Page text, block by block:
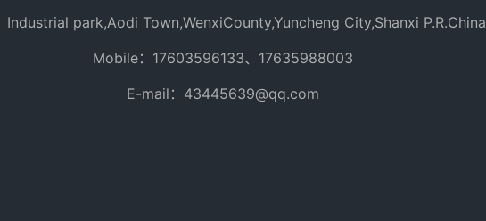
Industrial park,Aodi Town,WenxiCounty,Yuncheng City,Shanxi P.R.China
Mobile：17603596133、17635988003
E-mail：43445639@qq.com